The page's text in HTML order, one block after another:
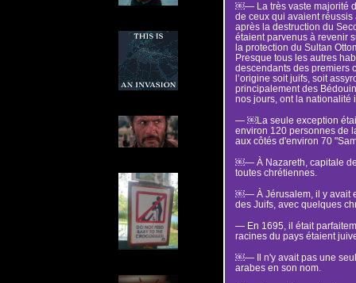
￼— La très vaste majorité
de ceux qui avaient
après la destruction du
étaient parvenus à revenir
la protection du Sultan
Presque tous les autres
descendants des premiers
l’origine soit juifs, soit
principalement des
nos jours, ont la nationalité
— ￼La seule exception
environ 120 personnes de
aux côtés d'environ 70
￼— À Nazareth, capitale
toutes chrétiennes.
￼— À Jérusalem, il y avait
des Juifs, avec quelques
— En 1695, il était
racines du pays étaient
￼— Il n'y avait pas une
arabes en son nom.